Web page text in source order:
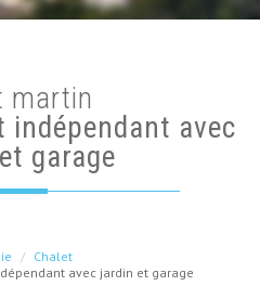
martin
indépendant avec
garage
Chalet
avec jardin et garage